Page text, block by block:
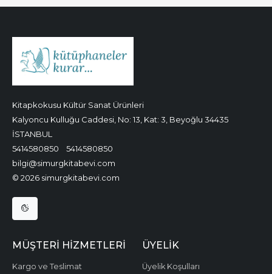
Kitapkokusu Kültür Sanat Ürünleri
Kalyoncu Kulluğu Caddesi, No: 13, Kat: 3, Beyoğlu 34435
İSTANBUL
5414580850
5414580850
bilgi@simurgkitabevi.com
© 2026 simurgkitabevi.com
MÜŞTERI HIZMETLERI
Kargo ve Teslimat
ÜYELIK
Üyelik Koşulları